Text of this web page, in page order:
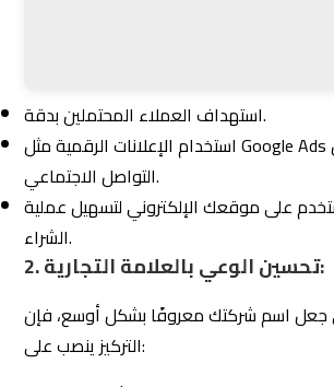
بناء هوية بصرية قوية تتماشى مع رسالتك.
التعاون مع المؤثرين لتعزيز سمعة شركتك.
3.
في التوسع إلى أسواق جديدة أو استهداف
جمهور مختلف. لتحقيق ذلك، تحتاج إلى: